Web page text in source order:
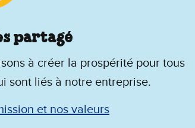
partagé
à créer la prospérité pour tous
sont liés à notre entreprise.
et nos valeurs